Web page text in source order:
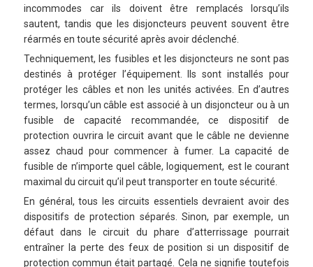
incommodes car ils doivent être remplacés lorsqu’ils
sautent, tandis que les disjoncteurs peuvent souvent être
réarmés en toute sécurité après avoir déclenché.
Techniquement, les fusibles et les disjoncteurs ne sont pas
destinés à protéger l’équipement. Ils sont installés pour
protéger les câbles et non les unités activées. En d’autres
termes, lorsqu’un câble est associé à un disjoncteur ou à un
fusible de capacité recommandée, ce dispositif de
protection ouvrira le circuit avant que le câble ne devienne
assez chaud pour commencer à fumer. La capacité de
fusible de n’importe quel câble, logiquement, est le courant
maximal du circuit qu’il peut transporter en toute sécurité.
En général, tous les circuits essentiels devraient avoir des
dispositifs de protection séparés. Sinon, par exemple, un
défaut dans le circuit du phare d’atterrissage pourrait
entraîner la perte des feux de position si un dispositif de
protection commun était partagé. Cela ne signifie toutefois